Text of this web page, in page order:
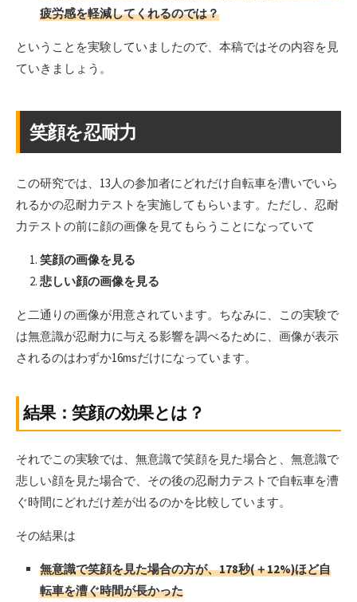
疲労感を軽減してくれるのでは？
ということを実験していましたので、本稿ではその内容を見
ていきましょう。
笑顔を忍耐力
この研究では、13人の参加者にどれだけ自転車を漕いでいら
れるかの忍耐力テストを実施してもらいます。ただし、忍耐
力テストの前に顔の画像を見てもらうことになっていて
笑顔の画像を見る
悲しい顔の画像を見る
と二通りの画像が用意されています。ちなみに、この実験で
は無意識が忍耐力に与える影響を調べるために、画像が表示
されるのはわずか16msだけになっています。
結果：笑顔の効果とは？
それでこの実験では、無意識で笑顔を見た場合と、無意識で
悲しい顔を見た場合で、その後の忍耐力テストで自転車を漕
ぐ時間にどれだけ差が出るのかを比較しています。
その結果は
無意識で笑顔を見た場合の方が、178秒(＋12%)ほど自
転車を漕ぐ時間が長かった